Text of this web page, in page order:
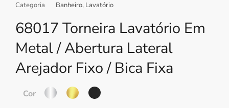
Categoria Banheiro, Lavatório
68017 Torneira Lavatório Em
Metal / Abertura Lateral
Arejador Fixo / Bica Fixa
Cor